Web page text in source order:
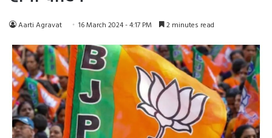
Aarti Agravat 16 March 2024 - 4:17 PM 2 minutes read